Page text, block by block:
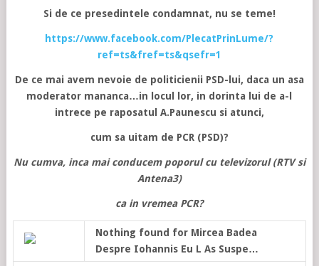
Si de ce presedintele condamnat, nu se teme!
https://www.facebook.com/PlecatPrinLume/?
ref=ts&fref=ts&qsefr=1
De ce mai avem nevoie de politicienii PSD-lui, daca un asa
moderator mananca…in locul lor, in dorinta lui de a-l
intrece pe raposatul A.Paunescu si atunci,
cum sa uitam de PCR (PSD)?
Nu cumva, inca mai conducem poporul cu televizorul (RTV si
Antena3)
ca in vremea PCR?
Nothing found for Mircea Badea
Despre Iohannis Eu L As Suspe…